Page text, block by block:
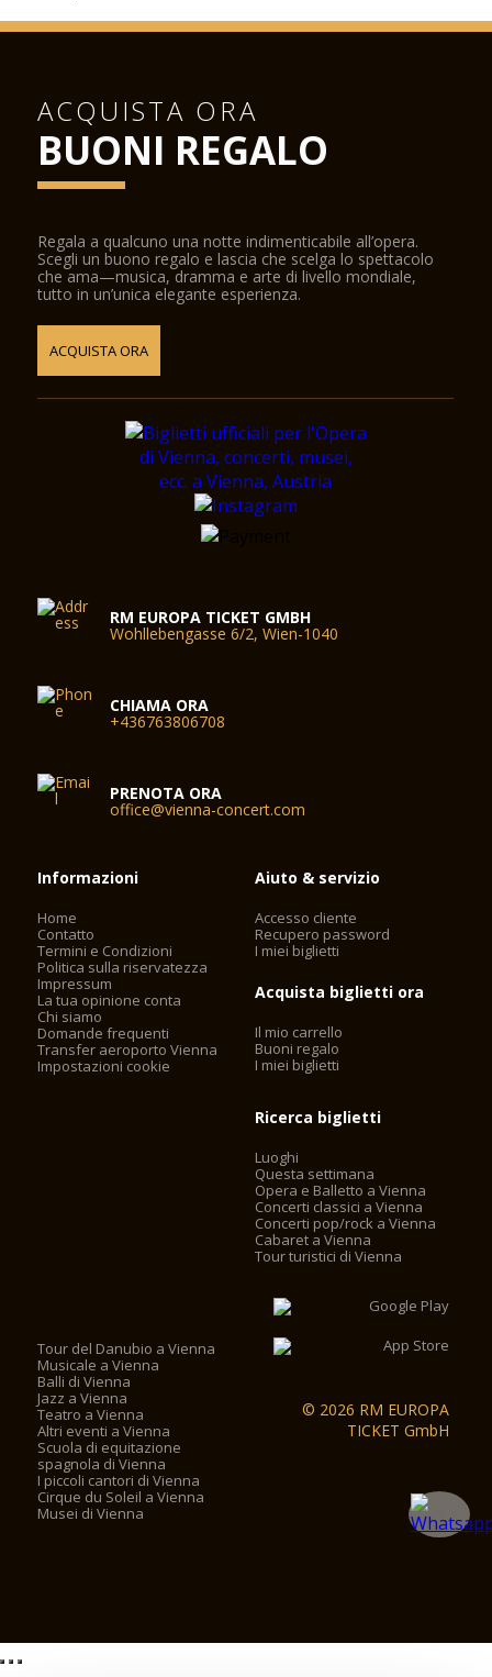
ACQUISTA ORA
BUONI REGALO
Regala a qualcuno una notte indimenticabile all’opera.
Scegli un buono regalo e lascia che scelga lo spettacolo
che ama—musica, dramma e arte di livello mondiale,
tutto in un’unica elegante esperienza.
ACQUISTA ORA
RM EUROPA TICKET GMBH
Wohllebengasse 6/2, Wien-1040
CHIAMA ORA
+436763806708
PRENOTA ORA
office@vienna-concert.com
Informazioni
Home
Contatto
Termini e Condizioni
Politica sulla riservatezza
Impressum
La tua opinione conta
Chi siamo
Domande frequenti
Transfer aeroporto Vienna
Impostazioni cookie
Aiuto & servizio
Accesso cliente
Recupero password
I miei biglietti
Acquista biglietti ora
Il mio carrello
Buoni regalo
I miei biglietti
Ricerca biglietti
Luoghi
Questa settimana
Opera e Balletto a Vienna
Concerti classici a Vienna
Concerti pop/rock a Vienna
Cabaret a Vienna
Tour turistici di Vienna
Tour del Danubio a Vienna
Musicale a Vienna
Balli di Vienna
Jazz a Vienna
Teatro a Vienna
Altri eventi a Vienna
Scuola di equitazione
spagnola di Vienna
I piccoli cantori di Vienna
Cirque du Soleil a Vienna
Musei di Vienna
© 2026 RM EUROPA
TICKET GmbH